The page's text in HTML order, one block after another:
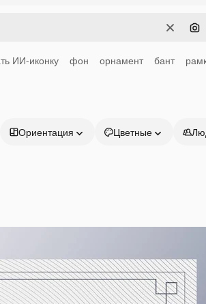
ИИ-иконку фон орнамент бант
Ориентация Цветные
Начать